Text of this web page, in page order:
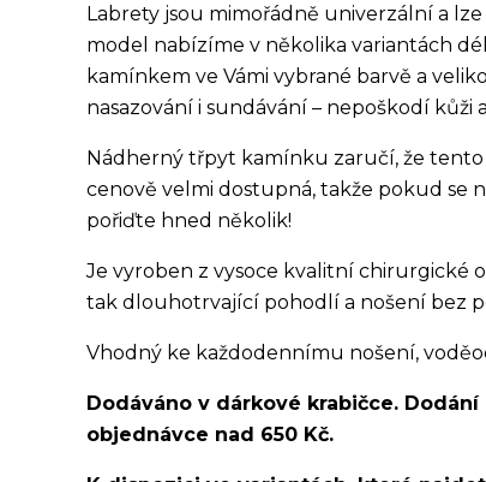
Labrety jsou mimořádně univerzální a
model nabízíme v několika variantách
kamínkem ve Vámi vybrané barvě a
nasazování i sundávání – nepoškodí kůži
Nádherný třpyt kamínku zaručí, že tento
cenově velmi dostupná, takže pokud se
pořiďte hned několik!
Je vyroben z vysoce kvalitní chirurgické
tak dlouhotrvající pohodlí a nošení bez
Vhodný ke každodennímu nošení,
Dodáváno v dárkové krabičce.
objednávce nad 650 Kč.